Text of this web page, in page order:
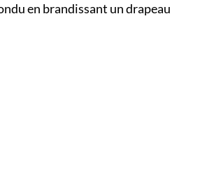
en brandissant un drapeau